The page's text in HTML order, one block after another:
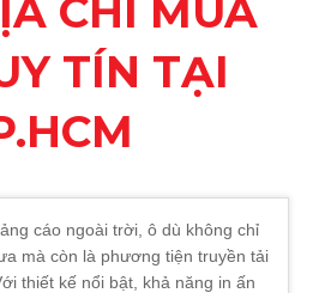
CHỈ MUA
TÍN TẠI
cáo ngoài trời, ô dù không chỉ
mà còn là phương tiện truyền tải
thiết kế nổi bật, khả năng in ấn